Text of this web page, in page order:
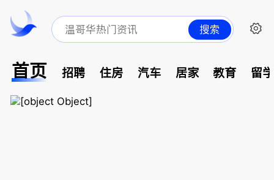
搜索
首页 招聘 住房 汽车 居家 教育 留